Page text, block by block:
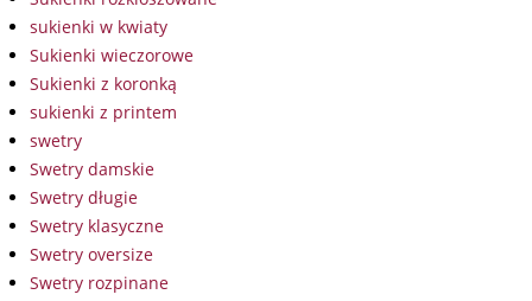
sukienki w kwiaty
Sukienki wieczorowe
Sukienki z koronką
sukienki z printem
swetry
Swetry damskie
Swetry długie
Swetry klasyczne
Swetry oversize
Swetry rozpinane